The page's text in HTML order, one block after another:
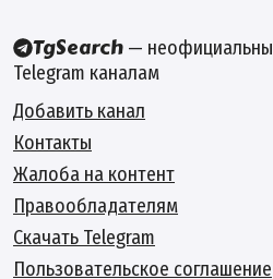
—
Telegram каналам
Добавить канал
Контакты
Жалоба на контент
Правообладателям
Скачать Telegram
Пользовательское соглашение